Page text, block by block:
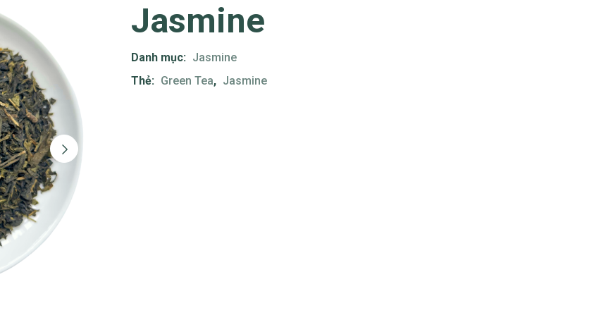
Jasmine
Danh mục: Jasmine
Thẻ: Green Tea, Jasmine